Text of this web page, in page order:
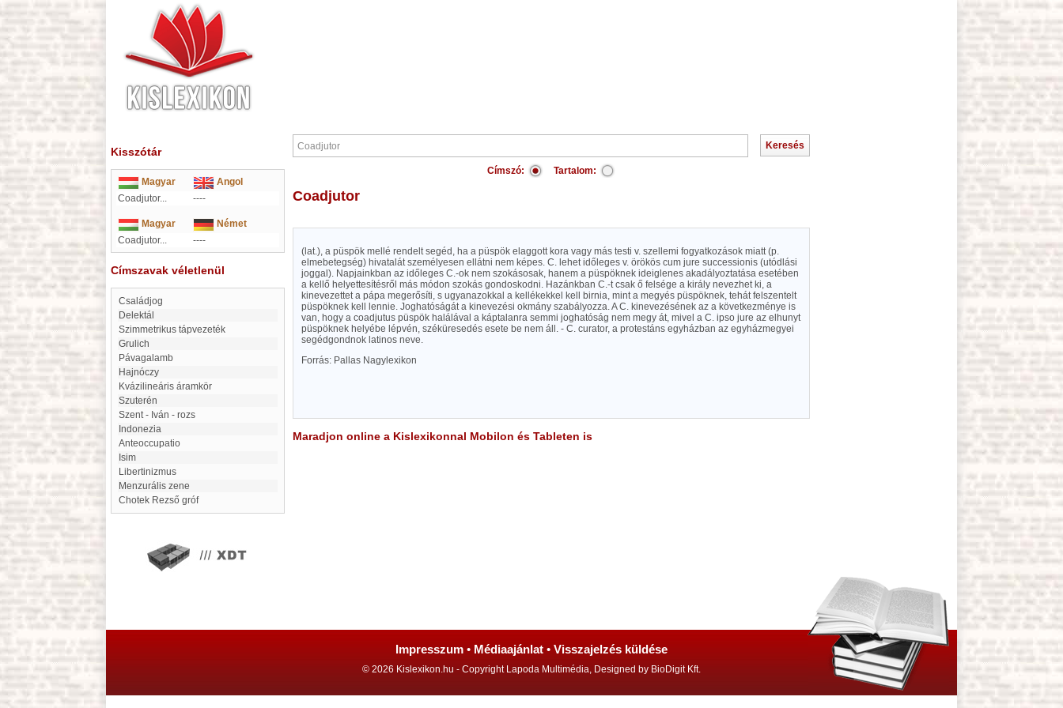
Kisszótár
Magyar
Angol
Coadjutor...
----
Magyar
Német
Coadjutor...
----
Címszavak véletlenül
Családjog
Delektál
Szimmetrikus tápvezeték
Grulich
Pávagalamb
Hajnóczy
kvázilineáris áramkör
Szuterén
Szent - Iván - rozs
Indonezia
Anteoccupatio
Isim
libertinizmus
menzurális zene
Chotek Rezső gróf
Címszó: Tartalom:
Coadjutor
(lat.), a püspök mellé rendelt segéd, ha a püspök elaggott kora vagy más testi v. szellemi fogyatkozások miatt (p.
elmebetegség) hivatalát személyesen ellátni nem képes. C. lehet időleges v. örökös cum jure successionis (utódlási
joggal). Napjainkban az időleges C.-ok nem szokásosak, hanem a püspöknek ideiglenes akadályoztatása esetében
a kellő helyettesítésről más módon szokás gondoskodni. Hazánkban C.-t csak ő felsége a király nevezhet ki, a
kinevezettet a pápa megerősíti, s ugyanazokkal a kellékekkel kell birnia, mint a megyés püspöknek, tehát felszentelt
püspöknek kell lennie. Joghatóságát a kinevezési okmány szabályozza. A C. kinevezésének az a következménye is
van, hogy a coadjutus püspök halálával a káptalanra semmi joghatóság nem megy át, mivel a C. ipso jure az elhunyt
püspöknek helyébe lépvén, széküresedés esete be nem áll. - C. curator, a protestáns egyházban az egyházmegyei
segédgondnok latinos neve.
Forrás: Pallas Nagylexikon
Maradjon online a Kislexikonnal Mobilon és Tableten is
Impresszum • Médiaajánlat • Visszajelzés küldése
© 2026 Kislexikon.hu - Copyright Lapoda Multimédia, Designed by BioDigit Kft.